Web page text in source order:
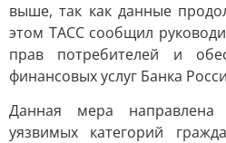
выше, так как данные
этом ТАСС сообщил
прав потребителей и
финансовых услуг Банка
Данная мера
уязвимых категорий